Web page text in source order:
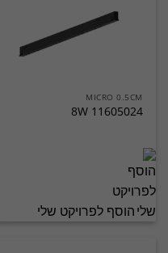
MICRO 0.5CM
11605024 8W
הוסף לפרויקט שלי